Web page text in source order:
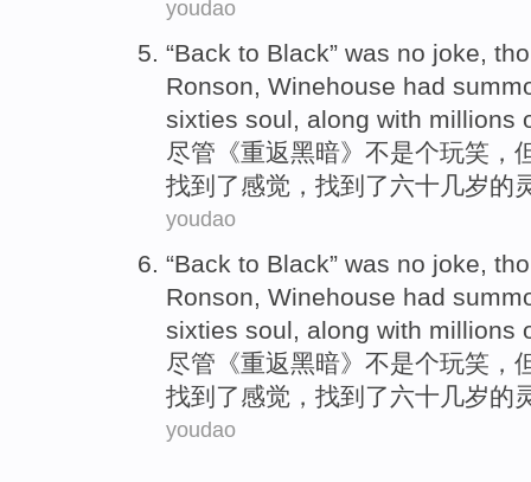
youdao
“Back to Black” was no joke,
Ronson, Winehouse had
sixties soul, along with millions
尽管 《重返黑暗》 不是个玩笑 ，
找到 了感觉 ，找到了六十几岁的
youdao
“Back to Black” was no joke,
Ronson, Winehouse had
sixties soul, along with millions
尽管 《重返黑暗》 不是个玩笑 ，
找到 了感觉 ，找到了六十几岁的
youdao